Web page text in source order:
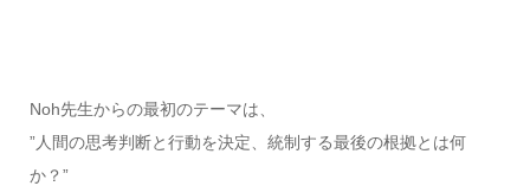
Noh先生からの最初のテーマは、
”人間の思考判断と行動を決定、統制する最後の根拠とは何
か？”